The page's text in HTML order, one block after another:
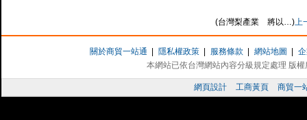
(台灣梨產業 將以…)上
關於商貿一站通 隱私權政策 服務條款 網站地圖
本網站已依台灣網站內容分級規定處理 版
網頁設計 工商黃頁 商貿一